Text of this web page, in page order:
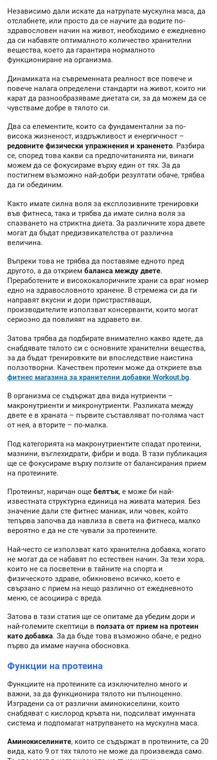
Независимо дали искате да натрупате мускулна маса, да
отслабнете, или просто да се научите да водите по-
здравословен начин на живот, необходимо е ежедневно
да си набавяте оптималното количество хранителни
вещества, което да гарантира нормалното
функциониране на организма.
Динамиката на съвременната реалност все повече и
повече налага определени стандарти на живот, които ни
карат да разнообразяваме диетата си, за да можем да се
чувстваме добре в тялото си.
Два са елементите, които са фундаментални за по-
висока жизненост, издръжливост и енергичност –
редовните физически упражнения и храненето. Разбира
се, според това какви са предпочитанията ни, винаги
можем да се фокусираме върху един от тях. За да
постигнем възможно най-добри резултати обаче, трябва
да ги обединим.
Както имате силна воля за експлозивните тренировки
във фитнеса, така и трябва да имате силна воля за
спазването на стриктна диета. За различните хора двете
могат да бъдат предизвикателства от различна
величина.
Въпреки това не трябва да поставяме едното пред
другото, а да открием баланса между двете.
Преработените и висококалоричните храни са враг номер
едно на здравословното хранене. В стремежа си да ги
направят вкусни и дори пристрастяващи,
производителите използват консерванти, които могат
сериозно да повлияят на здравето ви.
Затова трябва да подбирате внимателно какво ядете, да
снабдявате тялото си с основните хранителни вещества,
за да бъдат тренировките ви впоследствие наистина
ползотворни. Качествен протеин може да откриете във
фитнес магазина за хранителни добавки Workout.bg.
В организма се съдържат два вида нутриенти –
макронутриенти и микронутриенти. Разликата между
двете е в храната – първите съставляват по-голяма част
от нея, а вторите – по-малка.
Под категорията на макронутриентите спадат протеини,
мазнини, въглехидрати, фибри и вода. В тази публикация
ще се фокусираме върху ползите от балансирания прием
на протеините.
Протеинът, наричан още белтък, е може би най-
известната структурна единица на живата материя. Без
значение дали сте фитнес маниак, или човек, който
тепърва започва да навлиза в света на фитнеса, малко
вероятно е да не сте чували за протеините.
Най-често се използват като хранителна добавка, когато
не могат да се набавят по естествен начин. За тези хора,
които не са посветени в тайните на спорта и
физическото здраве, обикновено всичко, което е
свързано с прием на нещо различно от ежедневното
меню, се асоциира с вреда.
Затова в тази статия ще се опитаме да убедим дори и
най-големите скептици в ползата от прием на протеин
като добавка. За да бъде това възможно обаче, е редно
първо да имаме научна обосновка.
Функции на протеина
Функциите на протеините са изключително много и
важни, за да функционира тялото ни пълноценно.
Изградени са от различни аминокиселини, които
снабдяват с кислород кръвта ни, подсилват имунната
система и подпомагат натрупването на мускулна маса.
Аминокиселините, които се съдържат в протеините, са 20
вида, като 9 от тях тялото не може да произвежда само.